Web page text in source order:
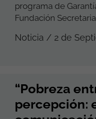
programa de
Fundación
Noticia / 2 de
“Pobreza
percepción: